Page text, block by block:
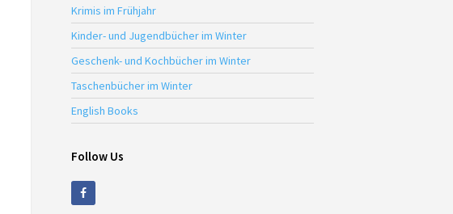
Krimis im Frühjahr
Kinder- und Jugendbücher im Winter
Geschenk- und Kochbücher im Winter
Taschenbücher im Winter
English Books
Follow Us